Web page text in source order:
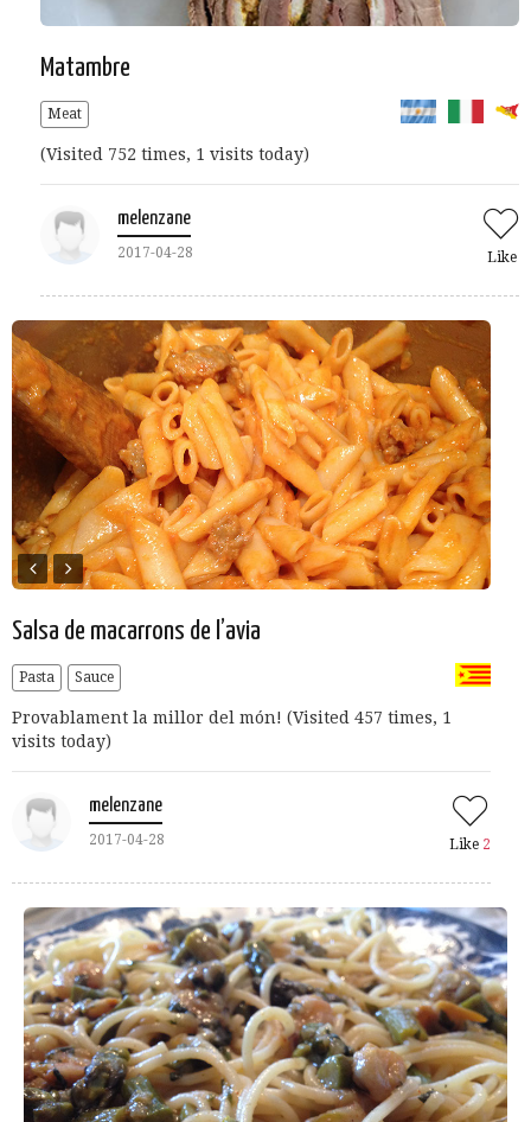
Matambre
Meat
(Visited 752 times, 1 visits today)
melenzane
2017-04-28 Like
Salsa de macarrons de l’avia
Pasta Sauce
Provablament la millor del món! (Visited 457 times, 1
visits today)
melenzane
2017-04-28 Like 2